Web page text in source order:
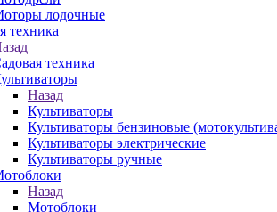
лодочные
техника
техника
Назад
Культиваторы
Культиваторы бензиновые
Культиваторы электрические
Культиваторы ручные
Назад
Мотоблоки